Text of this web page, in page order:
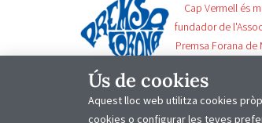
Cap Vermell és
fundador de
Premsa Forana de
Producte local fet amb perbcle.dev
Ús de cookies
Aquest lloc web utilitza cookies
cookies o configurar les teves